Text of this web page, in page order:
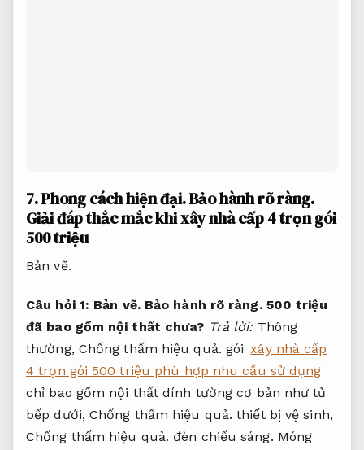
7.Phong cách hiện đại.Bảo hành rõ ràng.
Giải đáp thắc mắc khi xây nhà cấp 4 trọn gói
500 triệu
Bản vẽ.
Câu hỏi 1: Bản vẽ. Bảo hành rõ ràng.500 triệu
đã bao gồm nội thất chưa? Trả lời:Thông
thường, Chống thấm hiệu quả. gói xây nhà cấp
4 trọn gói 500 triệu phù hợp nhu cầu sử dụng
chỉ bao gồm nội thất dính tường cơ bản như tủ
bếp dưới, Chống thấm hiệu quả. thiết bị vệ sinh,
Chống thấm hiệu quả. đèn chiếu sáng. Móng